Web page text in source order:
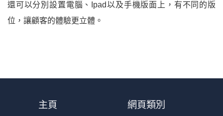
還可以分別設置電腦、Ipad以及手機版面上，有不同的版
位，讓顧客的體驗更立體。
主頁 網頁類別